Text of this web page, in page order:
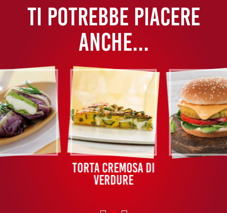
TI POTREBBE PIACERE
ANCHE...
Torta cremosa di
verdure